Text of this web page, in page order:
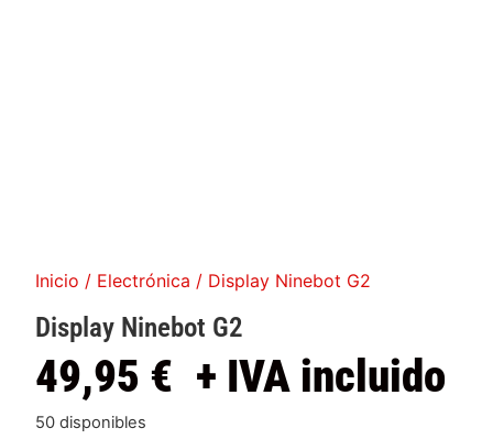
Inicio / Electrónica / Display Ninebot G2
Display Ninebot G2
49,95 € + IVA incluido
50 disponibles